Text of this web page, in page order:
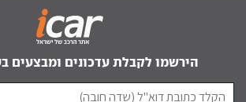
הירשמו לקבלת עדכונים ומבצעים